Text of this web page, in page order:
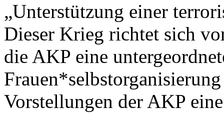
„Unterstützung einer
Dieser Krieg richtet sich
die AKP eine
Vorstellungen der AKP